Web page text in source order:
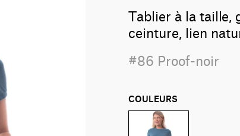
Tablier à la taille,
ceinture, lien
#86 Proof-noir
COULEURS